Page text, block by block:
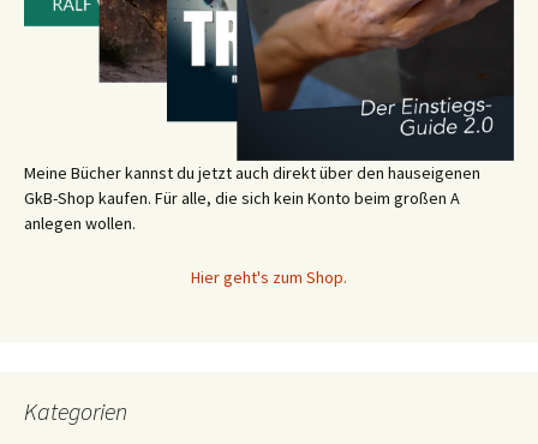
Meine Bücher kannst du jetzt auch direkt über den hauseigenen
GkB-Shop kaufen. Für alle, die sich kein Konto beim großen A
anlegen wollen.
Hier geht's zum Shop.
Kategorien